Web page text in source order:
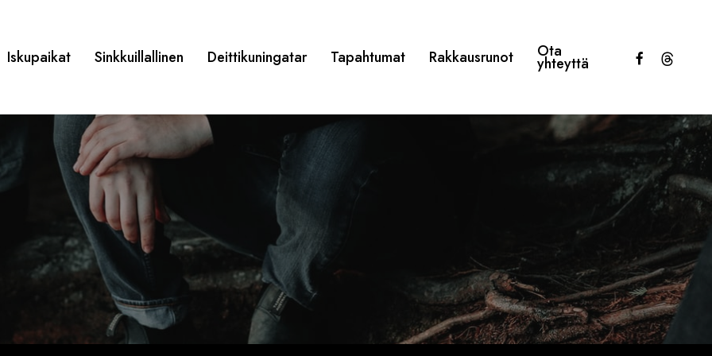
Iskupaikat Sinkkuillallinen Deittikuningatar Tapahtumat Rakkausrunot Ota
yhteyttä facebookthreads